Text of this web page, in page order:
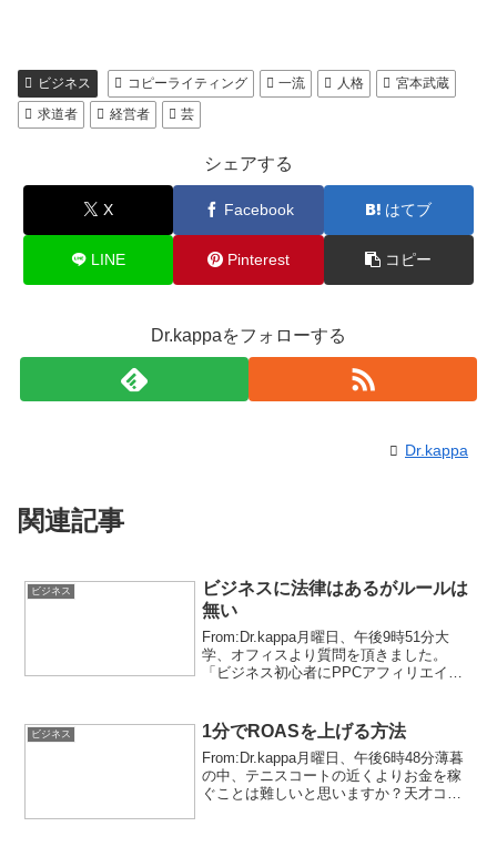
ビジネス コピーライティング 一流 人格
宮本武蔵
求道者
経営者 芸
シェアする
X Facebook はてブ
LINE Pinterest コピー
Dr.kappaをフォローする
Dr.kappa
関連記事
ビジネス
ビジネスに法律はあるがルールは
無い
From:Dr.kappa月曜日、午後9時51分大
学、オフィスより質問を頂きました。
「ビジネス初心者にPPCアフィリエイト
に料金を支払う広告のことです。...
ビジネス 1分でROASを上げる方法
From:Dr.kappa月曜日、午後6時48分薄暮
の中、テニスコートの近くよりお金を稼
ぐことは難しいと思いますか？天才コピ